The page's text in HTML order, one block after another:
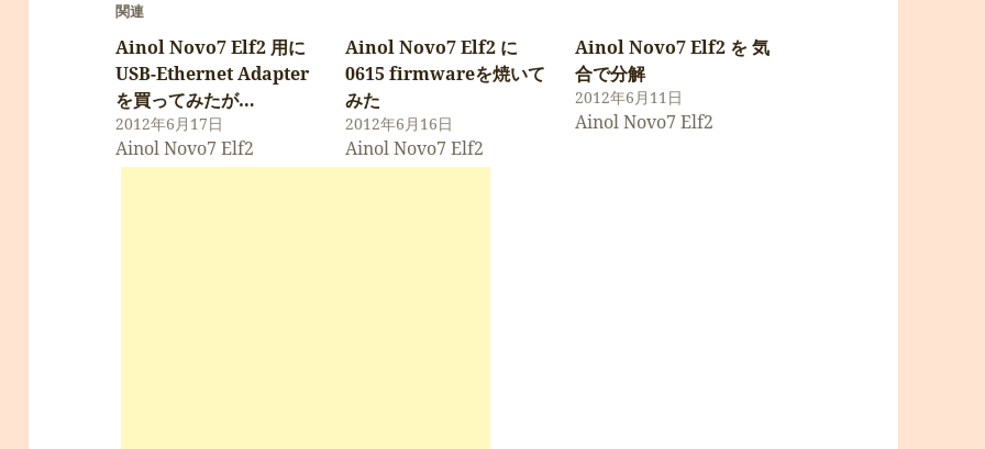
関連
Ainol Novo7 Elf2 用に
USB-Ethernet Adapter
を買ってみたが…
2012年6月17日
Ainol Novo7 Elf2
Ainol Novo7 Elf2 に
0615 firmwareを焼いて
みた
2012年6月16日
Ainol Novo7 Elf2
Ainol Novo7 Elf2 を 気
合で分解
2012年6月11日
Ainol Novo7 Elf2